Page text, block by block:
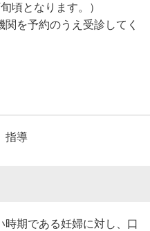
頃となります。）
を予約のうえ受診してく
指導
期である妊婦に対し、口